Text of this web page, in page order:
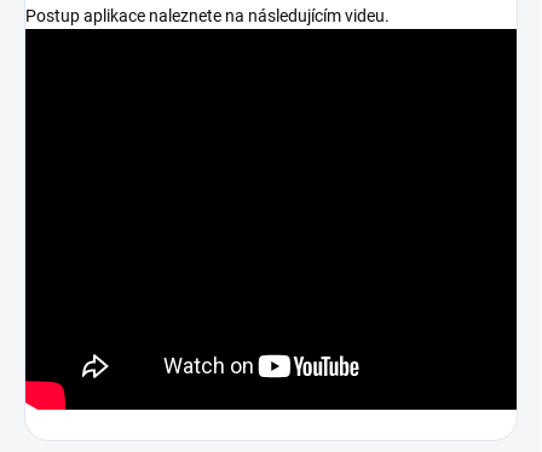
Postup aplikace naleznete na následujícím videu.